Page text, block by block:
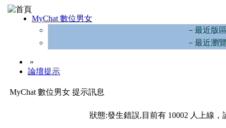
MyChat 數位男女
－最近版
－最近瀏
»
論壇提示
MyChat 數位男女 提示訊息
狀態:發生錯誤,目前有 10002 人上線